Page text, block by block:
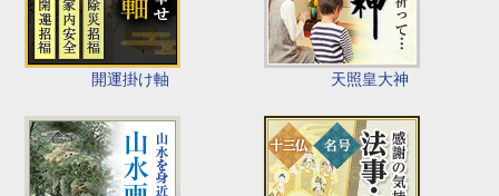
開運掛け軸 天照皇大神